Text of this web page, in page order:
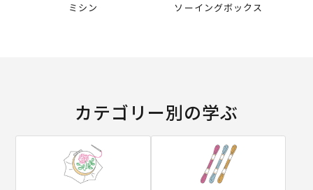
ミシン ソーイングボックス
カテゴリー別の学ぶ